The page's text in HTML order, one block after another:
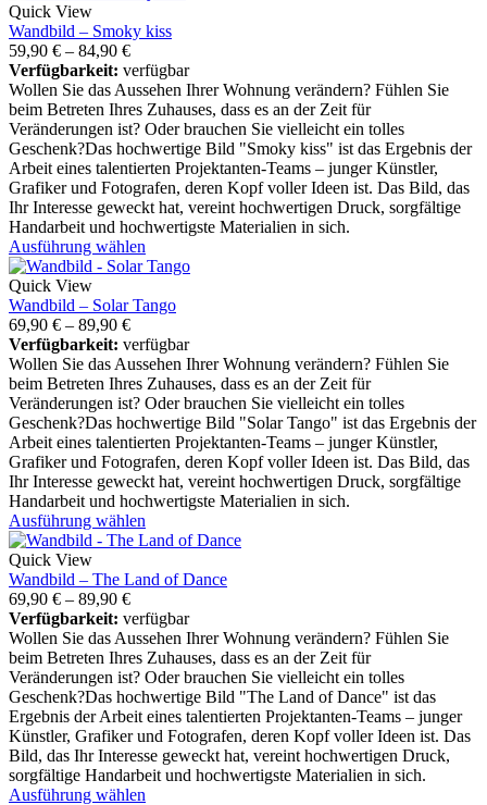
Quick View
Wandbild – Smoky kiss
59,90 € – 84,90 €
Verfügbarkeit: verfügbar
Wollen Sie das Aussehen Ihrer Wohnung verändern? Fühlen Sie
beim Betreten Ihres Zuhauses, dass es an der Zeit für
Veränderungen ist? Oder brauchen Sie vielleicht ein tolles
Geschenk?Das hochwertige Bild "Smoky kiss" ist das Ergebnis der
Arbeit eines talentierten Projektanten-Teams – junger Künstler,
Grafiker und Fotografen, deren Kopf voller Ideen ist. Das Bild, das
Ihr Interesse geweckt hat, vereint hochwertigen Druck, sorgfältige
Handarbeit und hochwertigste Materialien in sich.
Ausführung wählen
Quick View
Wandbild – Solar Tango
69,90 € – 89,90 €
Verfügbarkeit: verfügbar
Wollen Sie das Aussehen Ihrer Wohnung verändern? Fühlen Sie
beim Betreten Ihres Zuhauses, dass es an der Zeit für
Veränderungen ist? Oder brauchen Sie vielleicht ein tolles
Geschenk?Das hochwertige Bild "Solar Tango" ist das Ergebnis der
Arbeit eines talentierten Projektanten-Teams – junger Künstler,
Grafiker und Fotografen, deren Kopf voller Ideen ist. Das Bild, das
Ihr Interesse geweckt hat, vereint hochwertigen Druck, sorgfältige
Handarbeit und hochwertigste Materialien in sich.
Ausführung wählen
Quick View
Wandbild – The Land of Dance
69,90 € – 89,90 €
Verfügbarkeit: verfügbar
Wollen Sie das Aussehen Ihrer Wohnung verändern? Fühlen Sie
beim Betreten Ihres Zuhauses, dass es an der Zeit für
Veränderungen ist? Oder brauchen Sie vielleicht ein tolles
Geschenk?Das hochwertige Bild "The Land of Dance" ist das
Ergebnis der Arbeit eines talentierten Projektanten-Teams – junger
Künstler, Grafiker und Fotografen, deren Kopf voller Ideen ist. Das
Bild, das Ihr Interesse geweckt hat, vereint hochwertigen Druck,
sorgfältige Handarbeit und hochwertigste Materialien in sich.
Ausführung wählen